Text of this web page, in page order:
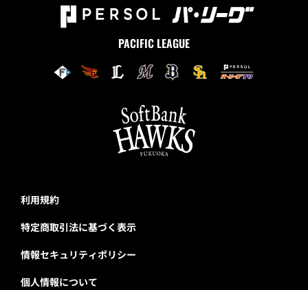
PACIFIC LEAGUE
利用規約
特定商取引法に基づく表示
情報セキュリティポリシー
個人情報について